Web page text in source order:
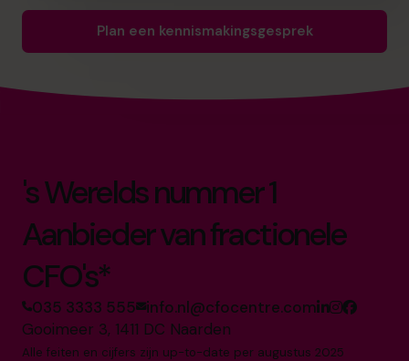
Plan een kennismakingsgesprek
's Werelds nummer 1
Aanbieder van fractionele
CFO's*
035 3333 555 info.nl@cfocentre.com
Gooimeer 3, 1411 DC Naarden
Alle feiten en cijfers zijn up-to-date per augustus 2025